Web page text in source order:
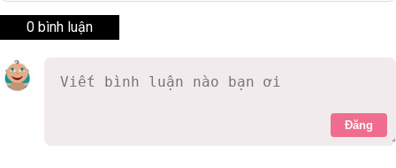
0 bình luận
Đăng